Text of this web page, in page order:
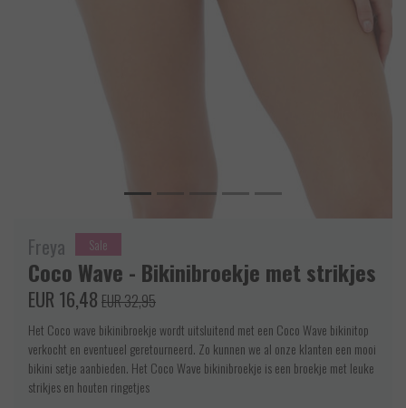
Freya Sale
Coco Wave - Bikinibroekje met strikjes
EUR 16,48 EUR 32,95
Het Coco wave bikinibroekje wordt uitsluitend met een Coco Wave bikinitop
verkocht en eventueel geretourneerd. Zo kunnen we al onze klanten een mooi
bikini setje aanbieden. Het Coco Wave bikinibroekje is een broekje met leuke
strikjes en houten ringetjes